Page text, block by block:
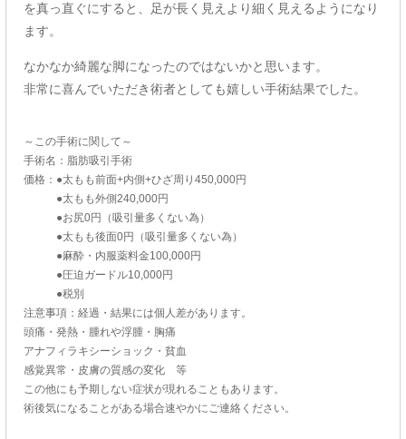
を真っ直ぐにすると、足が長く見えより細く見えるようになり
ます。
なかなか綺麗な脚になったのではないかと思います。
非常に喜んでいただき術者としても嬉しい手術結果でした。
～この手術に関して～
手術名：脂肪吸引手術
価格：●太もも前面+内側+ひざ周り450,000円
●太もも外側240,000円
●お尻0円（吸引量多くない為）
●太もも後面0円（吸引量多くない為）
●麻酔・内服薬料金100,000円
●圧迫ガードル10,000円
●税別
注意事項：経過・結果には個人差があります。
頭痛・発熱・腫れや浮腫・胸痛
アナフィラキシーショック・貧血
感覚異常・皮膚の質感の変化 等
この他にも予期しない症状が現れることもあります。
術後気になることがある場合速やかにご連絡ください。